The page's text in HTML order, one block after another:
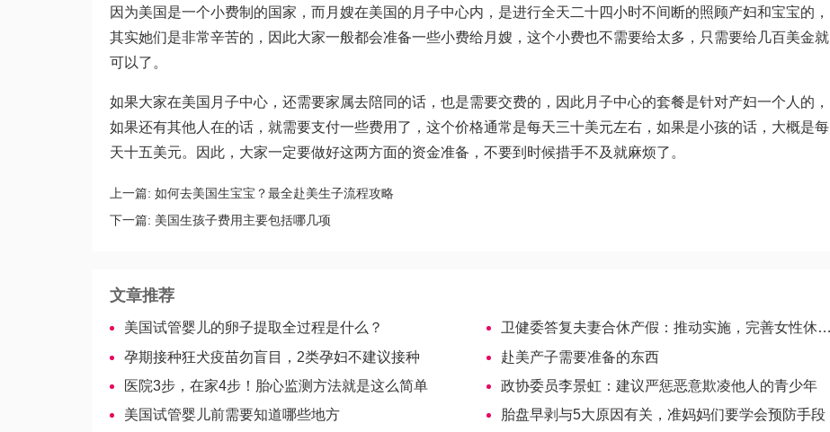
因为美国是一个小费制的国家，而月嫂在美国的月子中心内，是进行全天二十四小时不间断的照顾产妇和宝宝的，
其实她们是非常辛苦的，因此大家一般都会准备一些小费给月嫂，这个小费也不需要给太多，只需要给几百美金就
可以了。
如果大家在美国月子中心，还需要家属去陪同的话，也是需要交费的，因此月子中心的套餐是针对产妇一个人的，
如果还有其他人在的话，就需要支付一些费用了，这个价格通常是每天三十美元左右，如果是小孩的话，大概是每
天十五美元。因此，大家一定要做好这两方面的资金准备，不要到时候措手不及就麻烦了。
上一篇: 如何去美国生宝宝？最全赴美生子流程攻略
下一篇: 美国生孩子费用主要包括哪几项
文章推荐
美国试管婴儿的卵子提取全过程是什么？
卫健委答复夫妻合休产假：推动实施，完善女性休假制度
孕期接种狂犬疫苗勿盲目，2类孕妇不建议接种
赴美产子需要准备的东西
医院3步，在家4步！胎心监测方法就是这么简单
政协委员李景虹：建议严惩恶意欺凌他人的青少年
美国试管婴儿前需要知道哪些地方
胎盘早剥与5大原因有关，准妈妈们要学会预防手段